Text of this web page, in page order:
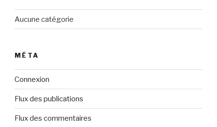
Aucune catégorie
MÉTA
Connexion
Flux des publications
Flux des commentaires